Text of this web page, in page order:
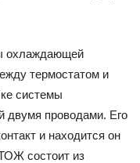
охлаждающей
термостатом и
системы
двумя проводами. Его
и находится он
состоит из